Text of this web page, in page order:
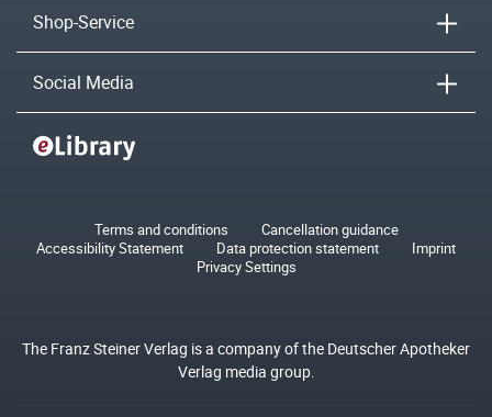
Shop-Service
Social Media
Terms and conditions
Cancellation guidance
Accessibility Statement
Data protection statement
Imprint
Privacy Settings
The Franz Steiner Verlag is a company of the Deutscher Apotheker
Verlag media group.